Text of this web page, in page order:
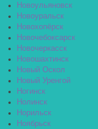
Новоульяновск
Новоуральск
Новохопёрск
Новочебоксарск
Новочеркасск
Новошахтинск
Новый Оскол
Новый Уренгой
Ногинск
Нолинск
Норильск
Ноябрьск